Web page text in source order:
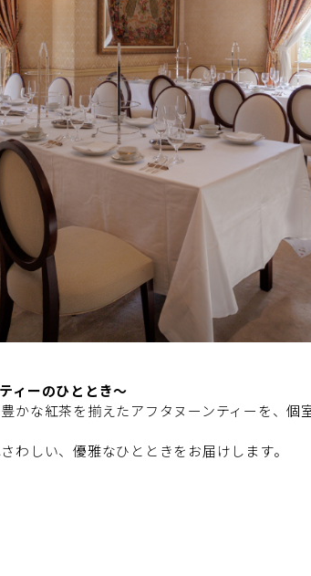
ィーのひととき〜
かな紅茶を揃えたアフタヌーンティーを、個
わしい、優雅なひとときをお届けします。